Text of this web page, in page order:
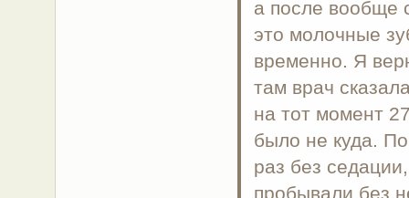
а после вообще
это молочные
временно. Я
там врач
на тот момент
было не куда.
раз без
пробывали без